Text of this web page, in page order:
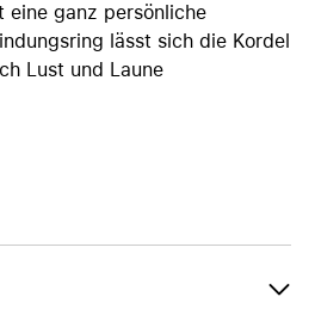
eine ganz persönliche
lässt sich die Kordel
Lust und Laune